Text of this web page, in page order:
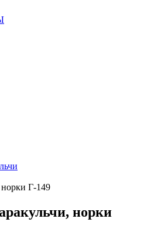
норки Г-149
норки